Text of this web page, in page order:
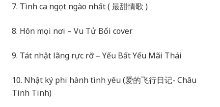
7. Tình ca ngọt ngào nhất ( 最甜情歌 )
8. Hôn mọi nơi – Vu Tử Bối cover
9. Tát nhật lãng rực rỡ – Yếu Bất Yếu Mãi Thái
10. Nhật ký phi hành tình yêu (爱的飞行日记- Châu
Tinh Tinh)